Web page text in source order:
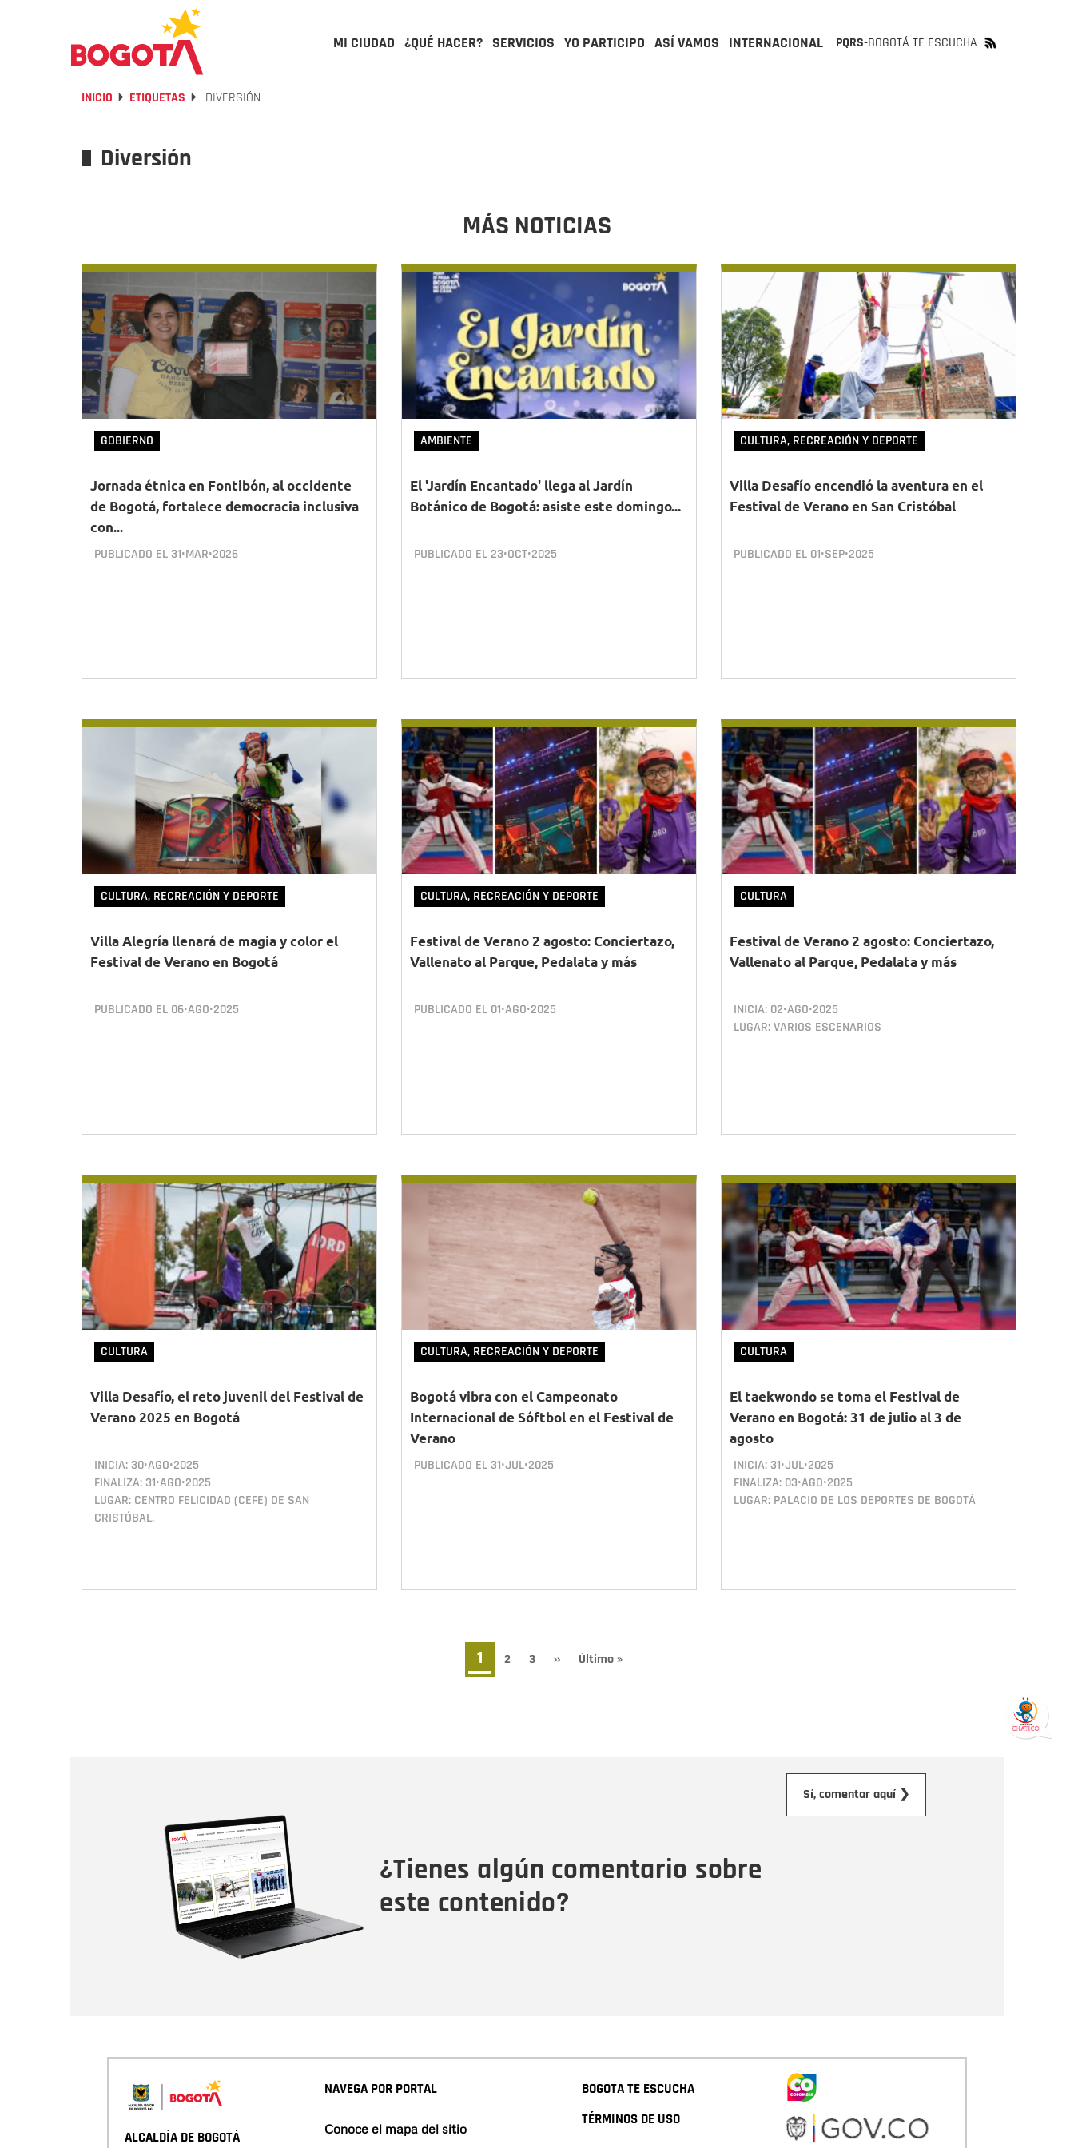
MI CIUDAD ¿QUÉ HACER? SERVICIOS YO PARTICIPO ASÍ VAMOS INTERNACIONAL PQRS-BOGOTÁ TE ESCUCHA
INICIO ETIQUETAS DIVERSIÓN
Diversión
MÁS NOTICIAS
GOBIERNO
Jornada étnica en Fontibón, al occidente
de Bogotá, fortalece democracia inclusiva
con...
PUBLICADO EL 31•MAR•2026
AMBIENTE
El 'Jardín Encantado' llega al Jardín
Botánico de Bogotá: asiste este domingo...
PUBLICADO EL 23•OCT•2025
CULTURA, RECREACIÓN Y DEPORTE
Villa Desafío encendió la aventura en el
Festival de Verano en San Cristóbal
PUBLICADO EL 01•SEP•2025
CULTURA, RECREACIÓN Y DEPORTE
Villa Alegría llenará de magia y color el
Festival de Verano en Bogotá
PUBLICADO EL 06•AGO•2025
CULTURA, RECREACIÓN Y DEPORTE
Festival de Verano 2 agosto: Conciertazo,
Vallenato al Parque, Pedalata y más
PUBLICADO EL 01•AGO•2025
CULTURA
Festival de Verano 2 agosto: Conciertazo,
Vallenato al Parque, Pedalata y más
INICIA: 02•AGO•2025
LUGAR: VARIOS ESCENARIOS
CULTURA
Villa Desafío, el reto juvenil del Festival de
Verano 2025 en Bogotá
INICIA: 30•AGO•2025
FINALIZA: 31•AGO•2025
LUGAR: CENTRO FELICIDAD (CEFE) DE SAN
CRISTÓBAL.
CULTURA, RECREACIÓN Y DEPORTE
Bogotá vibra con el Campeonato
Internacional de Sóftbol en el Festival de
Verano
PUBLICADO EL 31•JUL•2025
CULTURA
El taekwondo se toma el Festival de
Verano en Bogotá: 31 de julio al 3 de
agosto
INICIA: 31•JUL•2025
FINALIZA: 03•AGO•2025
LUGAR: PALACIO DE LOS DEPORTES DE BOGOTÁ
Página
actual
1 Page
2 Page
3
Siguiente
››
Última
Último »
¿Tienes algún comentario sobre
este contenido?
Sí, comentar aquí ❯
ALCALDÍA DE BOGOTÁ
NAVEGA POR PORTAL
Conoce el mapa del sitio
BOGOTA TE ESCUCHA
TÉRMINOS DE USO